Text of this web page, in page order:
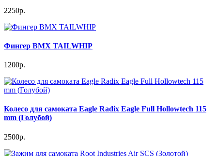
2250р.
Фингер BMX TAILWHIP
1200р.
Колесо для самоката Eagle Radix Eagle Full Hollowtech 115
mm (Голубой)
2500р.